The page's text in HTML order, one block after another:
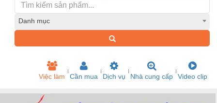
Danh mục
Việc làm Cần mua Dịch vụ Nhà cung cấp Video clip